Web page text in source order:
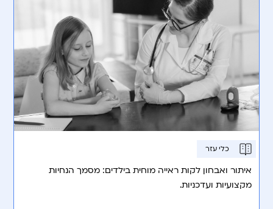
כלי עזר
איתור ואבחון לקות ראייה מוחית בילדים: מסמך הנחיות
מקצועיות ועדכניות.